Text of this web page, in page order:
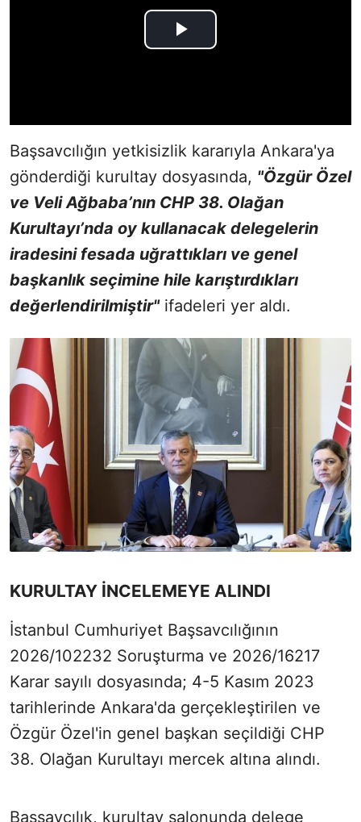
Başsavcılığın yetkisizlik kararıyla Ankara'ya
gönderdiği kurultay dosyasında, "Özgür Özel
ve Veli Ağbaba’nın CHP 38. Olağan
Kurultayı’nda oy kullanacak delegelerin
iradesini fesada uğrattıkları ve genel
başkanlık seçimine hile karıştırdıkları
değerlendirilmiştir"ifadeleri yer aldı.
KURULTAY İNCELEMEYE ALINDI
İstanbul Cumhuriyet Başsavcılığının
2026/102232 Soruşturma ve 2026/16217
Karar sayılı dosyasında; 4-5 Kasım 2023
tarihlerinde Ankara'da gerçekleştirilen ve
Özgür Özel'in genel başkan seçildiği CHP
38. Olağan Kurultayı mercek altına alındı.
Başsavcılık, kurultay salonunda delege